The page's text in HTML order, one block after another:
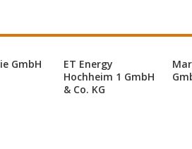
GmbH
ET Energy
Hochheim 1 GmbH
& Co. KG